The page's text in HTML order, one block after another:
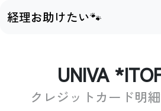
経理お助けたい🐾
UNIVA
クレジットカード明